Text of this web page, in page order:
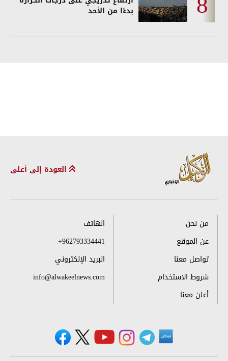
بدءًا من الأحد
العودة إلى أعلى
من نحن
عن الموقع
تواصل معنا
شروط الاستخدام
أعلن معنا
الهاتف
+962793334441
البريد الإلكتروني
info@alwakeelnews.com